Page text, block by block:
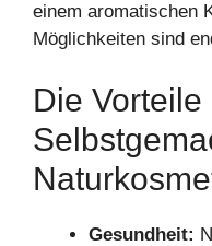
einem aromatischen
Möglichkeiten sind
Die Vorteile
Gesundheit: